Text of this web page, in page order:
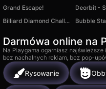
Grand Escape!
Billiard Diamond Challenge
Darmówa online na
Na Playgama ogarniasz
bez nachalnych reklam, bez pop-
Rysowanie